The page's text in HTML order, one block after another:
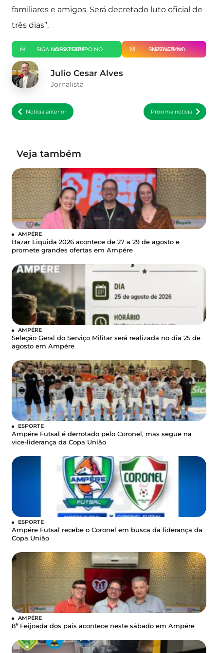
familiares e amigos. Será decretado luto oficial de
três dias”.
SIGA NOSSO GRUPO NO WHATSAPP SIGA-NOS NO INSTAGRAM
Julio Cesar Alves
Jornalista
Notícia anterior Próxima notícia
Veja também
AMPÉRE
Bazar Liquida 2026 acontece de 27 a 29 de agosto e
promete grandes ofertas em Ampére
AMPÉRE
Seleção Geral do Serviço Militar será realizada no dia 25 de
agosto em Ampére
ESPORTE
Ampére Futsal é derrotado pelo Coronel, mas segue na
vice-liderança da Copa União
ESPORTE
Ampére Futsal recebe o Coronel em busca da liderança da
Copa União
AMPÉRE
8ª Feijoada dos pais acontece neste sábado em Ampére